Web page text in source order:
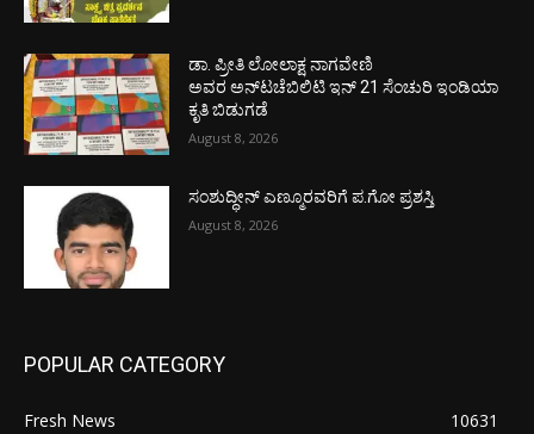
ಡಾ. ಪ್ರೀತಿ ಲೋಲಾಕ್ಷ ನಾಗವೇಣಿ
ಅವರ ಅನ್‌ಟಚೆಬಿಲಿಟಿ ಇನ್ 21 ಸೆಂಚುರಿ ಇಂಡಿಯಾ
ಕೃತಿ ಬಿಡುಗಡೆ
August 8, 2026
ಸಂಶುದ್ಧೀನ್ ಎಣ್ಮೂರವರಿಗೆ ಪ.ಗೋ ಪ್ರಶಸ್ತಿ
August 8, 2026
POPULAR CATEGORY
Fresh News
10631